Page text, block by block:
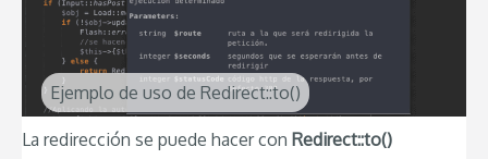
Ejemplo de uso de Redirect::to()
La redirección se puede hacer con Redirect::to()